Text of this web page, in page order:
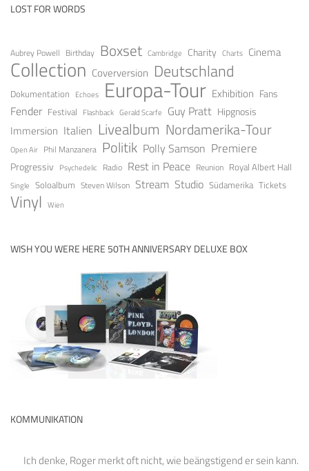
LOST FOR WORDS
Aubrey Powell Birthday Boxset Cambridge Charity Charts Cinema
Collection Coverversion Deutschland
Dokumentation Echoes Europa-Tour Exhibition Fans
Fender Festival Flashback Gerald Scarfe Guy Pratt Hipgnosis
Immersion Italien Livealbum Nordamerika-Tour
Open Air Phil Manzanera Politik Polly Samson Premiere
Progressiv Psychedelic Radio Rest in Peace Reunion Royal Albert Hall
Single Soloalbum Steven Wilson Stream Studio Südamerika Tickets
Vinyl Wien
WISH YOU WERE HERE 50TH ANNIVERSARY DELUXE BOX
KOMMUNIKATION
Ich denke, Roger merkt oft nicht, wie beängstigend er sein kann.